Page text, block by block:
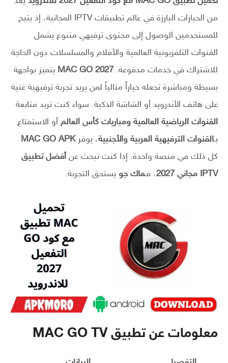
من الخيارات البارزة في عالم تطبيقات IPTV المجانية، إذ يتيح
للمستخدمين الوصول إلى محتوى ترفيهي متنوع يشمل
القنوات التلفزيونية العالمية والأفلام والمسلسلات دون الحاجة
للاشتراك في خدمات مدفوعة. MAC GO 2027 يتميز بواجهة
بسيطة ومباشرة تجعله خياراً مثالياً لمن يريد تجربة ترفيهية غنية
على هاتف الأندرويد أو الشاشة الذكية. سواء كنت تريد متابعة
القنوات الرياضية العالمية ومباريات كأس العالم أو الاستمتاع
بـالقنوات الترفيهية العربية والأجنبية، يوفرMAC GO APK
كل ذلك في منصة واحدة. إذا كنت تبحث عن أفضل تطبيق
IPTV مجاني 2027
، فـماك جو يستحق التجربة.
معلومات عن تطبيق MAC GO TV